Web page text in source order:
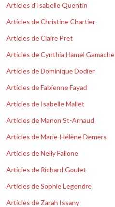
Articles d'Isabelle Quentin
Articles de Christine Chartier
Articles de Claire Pret
Articles de Cynthia Hamel Gamache
Articles de Dominique Dodier
Articles de Fabienne Fayad
Articles de Isabelle Mallet
Articles de Manon St-Arnaud
Articles de Marie-Hélène Demers
Articles de Nelly Fallone
Articles de Richard Goulet
Articles de Sophie Legendre
Articles de Zarah Issany